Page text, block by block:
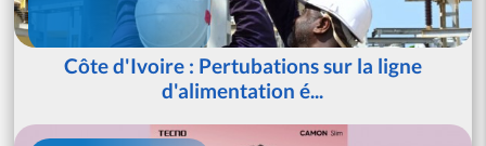
Côte d'Ivoire : Pertubations sur la ligne
d'alimentation é...